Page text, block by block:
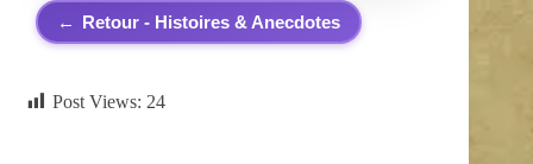
← Retour - Histoires & Anecdotes
Post Views: 24